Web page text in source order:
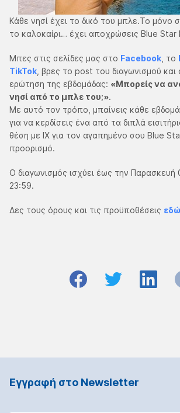
Κάθε νησί έχει το δικό του μπλε.Το μόνο
το καλοκαίρι… έχει αποχρώσεις Blue Star
Μπες στις σελίδες μας στο Facebook , το
TikTok , βρες το post του διαγωνισμού
ερώτηση της εβδομάδας: «Μπορείς να
νησί από το μπλε του;».
Με αυτό τον τρόπο, μπαίνεις κάθε
για να κερδίσεις ένα από τα διπλά
θέση με ΙΧ για τον αγαπημένο σου Blue
προορισμό.
Ο διαγωνισμός ισχύει έως την Παρασκευή
23:59.
Δες τους όρους και τις προϋποθέσεις εδώ
Εγγραφή στο Νewsletter